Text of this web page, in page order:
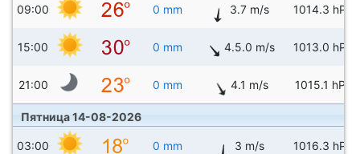
09:00 0 mm 3.7 m/s 1014.3 hPa
15:00 0 mm 4.5.0 m/s 1013.0 hPa
21:00 0 mm 4.1 m/s 1015.1 hPa
Пятница 14-08-2026
03:00 0 mm 3 m/s 1016.3 hPa